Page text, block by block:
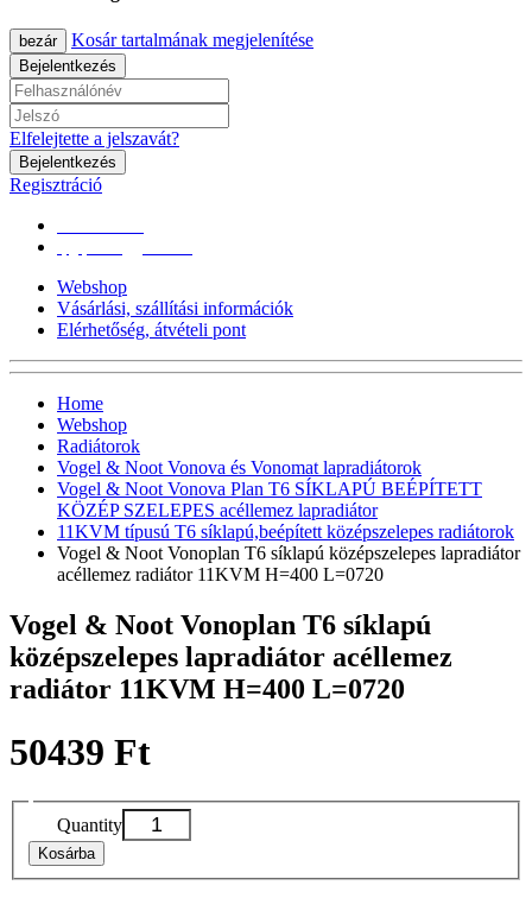
bezár Kosár tartalmának megjelenítése
Bejelentkezés
Elfelejtette a jelszavát?
Bejelentkezés
Regisztráció
Webshop
Vásárlási, szállítási információk
Elérhetőség, átvételi pont
Home
Webshop
Radiátorok
Vogel & Noot Vonova és Vonomat lapradiátorok
Vogel & Noot Vonova Plan T6 SÍKLAPÚ BEÉPÍTETT
KÖZÉP SZELEPES acéllemez lapradiátor
11KVM típusú T6 síklapú,beépített középszelepes radiátorok
Vogel & Noot Vonoplan T6 síklapú középszelepes lapradiátor
acéllemez radiátor 11KVM H=400 L=0720
Vogel & Noot Vonoplan T6 síklapú
középszelepes lapradiátor acéllemez
radiátor 11KVM H=400 L=0720
50439 Ft
Quantity
Kosárba